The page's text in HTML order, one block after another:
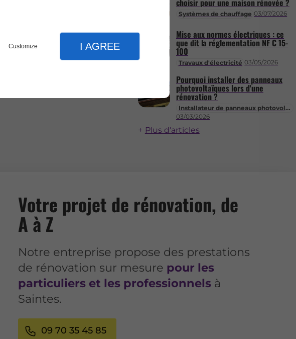
Customize I AGREE
Systèmes de chauffage 03/07/2026
choisir pour une maison rénovée ?
Travaux d'électricité 03/05/2026
Mise aux normes électriques : ce
que dit la réglementation NF C 15-
100
Installateur de panneaux photovoltaïques
03/03/2026
Pourquoi installer des panneaux
photovoltaïques lors d'une
rénovation ?
Plus d'articles
Votre projet de rénovation, de
A à Z
Notre entreprise propose des prestations
de rénovation sur mesure pour les
particuliers et les professionnels à
Saintes.
09 70 35 45 85